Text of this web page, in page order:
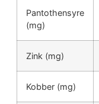
Pantothensyre
(mg)
Zink (mg)
Kobber (mg)